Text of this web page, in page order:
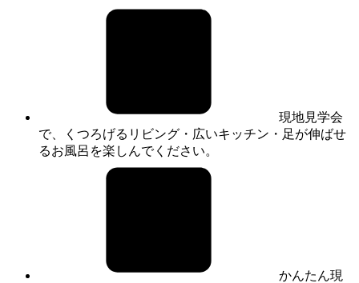
現地見学会
で、くつろげるリビング・広いキッチン・足が伸ばせ
るお風呂を楽しんでください。
かんたん現